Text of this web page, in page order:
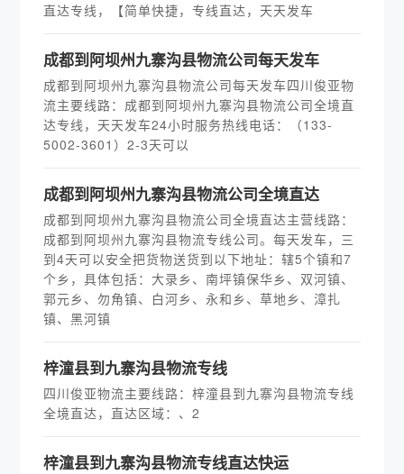
直达专线，【简单快捷，专线直达，天天发车
​成都到阿坝州九寨沟县物流公司每天发车
成都到阿坝州九寨沟县物流公司每天发车四川俊亚物
流主要线路：成都到阿坝州九寨沟县物流公司全境直
达专线，天天发车24小时服务热线电话：（133-
5002-3601）2-3天可以
​成都到阿坝州九寨沟县物流公司全境直达
成都到阿坝州九寨沟县物流公司全境直达主营线路：
成都到阿坝州九寨沟县物流专线公司。每天发车，三
到4天可以安全把货物送货到以下地址：辖5个镇和7
个乡，具体包括：大录乡、南坪镇保华乡、双河镇、
郭元乡、勿角镇、白河乡、永和乡、草地乡、漳扎
镇、黑河镇
梓潼县到九寨沟县物流专线
四川俊亚物流主要线路：梓潼县到九寨沟县物流专线
全境直达，直达区域：、2
梓潼县到九寨沟县物流专线直达快运